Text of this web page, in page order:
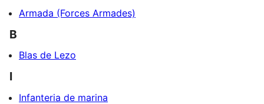
Armada (Forces Armades)
B
Blas de Lezo
I
Infanteria de marina